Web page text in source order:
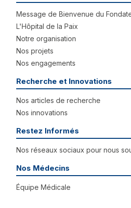
Message de Bienvenue du
L'Hôpital de la Paix
Notre organisation
Nos projets
Nos engagements
Recherche et Innovations
Nos articles de recherche
Nos innovations
Restez Informés
Nos réseaux sociaux pour nous
Nos Médecins
Équipe Médicale